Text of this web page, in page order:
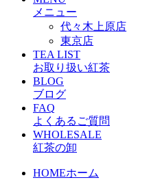
メニュー
代々木上原店
東京店
TEA LIST
お取り扱い紅茶
BLOG
ブログ
FAQ
よくあるご質問
WHOLESALE
紅茶の卸
HOMEホーム